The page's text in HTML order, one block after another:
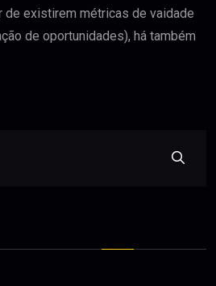
de existirem métricas de vaidade
de oportunidades), há também